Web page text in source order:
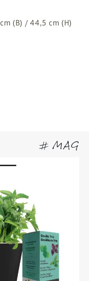
(B) / 44,5 cm (H)
# MAG